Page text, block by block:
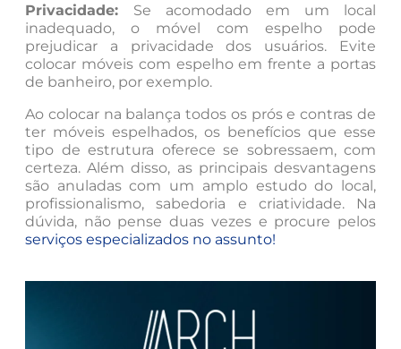
Privacidade: Se acomodado em um local
inadequado, o móvel com espelho pode
prejudicar a privacidade dos usuários. Evite
colocar móveis com espelho em frente a portas
de banheiro, por exemplo.
Ao colocar na balança todos os prós e contras de
ter móveis espelhados, os benefícios que esse
tipo de estrutura oferece se sobressaem, com
certeza. Além disso, as principais desvantagens
são anuladas com um amplo estudo do local,
profissionalismo, sabedoria e criatividade. Na
dúvida, não pense duas vezes e procure pelos
serviços especializados no assunto!